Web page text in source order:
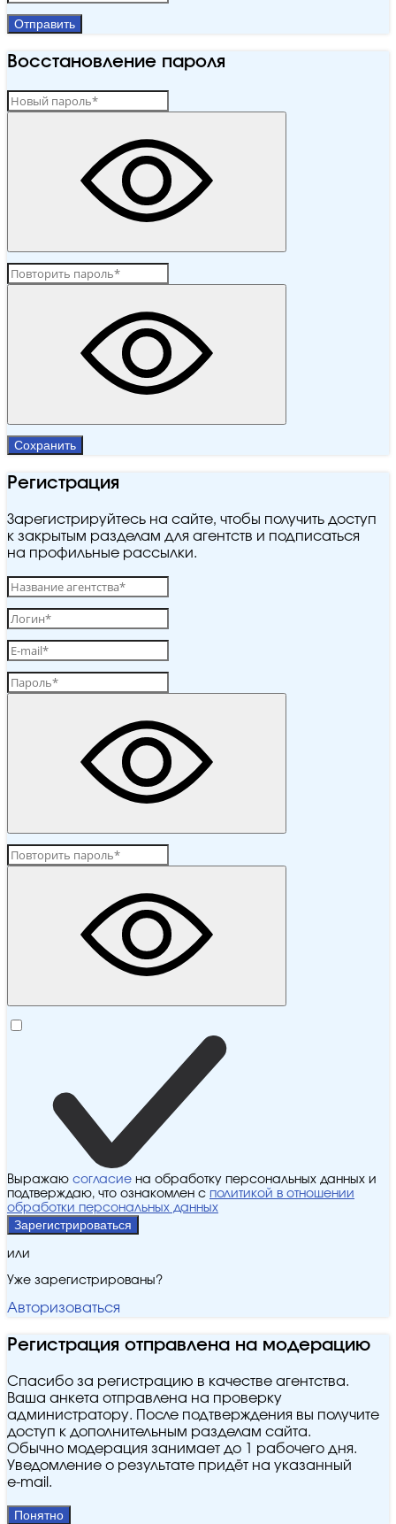
Отправить
Восстановление пароля
Сохранить
Регистрация
Зарегистрируйтесь на сайте, чтобы получить доступ
к закрытым разделам для агентств и подписаться
на профильные рассылки.
Выражаю согласие на обработку персональных данных и
подтверждаю, что ознакомлен с политикой в отношении
обработки персональных данных
Зарегистрироваться
или
Уже зарегистрированы?
Авторизоваться
Регистрация отправлена на модерацию
Спасибо за регистрацию в качестве агентства.
Ваша анкета отправлена на проверку
администратору. После подтверждения вы получите
доступ к дополнительным разделам сайта.
Обычно модерация занимает до 1 рабочего дня.
Уведомление о результате придёт на указанный
e‑mail.
Понятно